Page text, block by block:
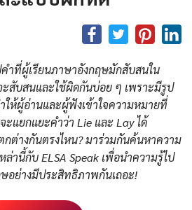
คำที่ผู้เรียนภาษาอังกฤษมักสับสนใน
สับสนและใช้ผิดกันบ่อย ๆ เพราะมีรูป
ห้ผู้อ่านและผู้ฟังเข้าใจความหมายที่
ะแยกแยะคำว่า Lie และ Lay ได้
กต่างกันตรงไหน? มาร่วมกันค้นหาความ
านี้กับ ELSA Speak เพื่อนำความรู้ไป
ษอย่างมีประสิทธิภาพกันเถอะ!